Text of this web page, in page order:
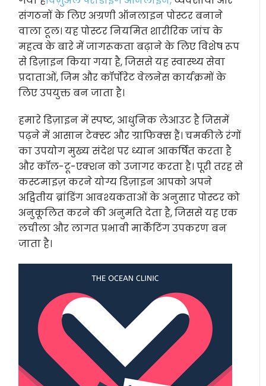
संगठनों के लिए अग्रणी ऑनलाइन पोस्टर बनाने
वाला टूल। यह पोस्टर नियमित शारीरिक जांच के
महत्व के बारे में जागरूकता बढ़ाने के लिए विशेष रूप
से डिज़ाइन किया गया है, जिससे यह स्वास्थ्य सेवा
प्रदाताओं, जिम और कॉर्पोरेट वेलनेस कार्यक्रमों के
लिए उपयुक्त बन जाता है।
हमारे डिज़ाइन में स्पष्ट, आधुनिक लेआउट है जिसमें
पढ़ने में आसान टेक्स्ट और ग्राफिक्स हैं। चमकीले रंगों
का उपयोग मुख्य संदेश पर ध्यान आकर्षित करता है
और कॉल-टू-एक्शन को उजागर करता है। पूरी तरह से
कस्टमाइज़ करने योग्य डिज़ाइन आपको अपने
अद्वितीय ब्रांडिंग आवश्यकताओं के अनुसार पोस्टर को
अनुकूलित करने की अनुमति देता है, जिससे यह एक
लचीला और लागत प्रभावी मार्केटिंग उपकरण बन
जाता है।